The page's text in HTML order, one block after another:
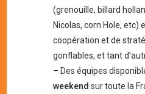
(grenouille, billard
Nicolas, corn Hole, etc)
coopération et de
gonflables, et tant
– Des équipes
weekendsur toute la